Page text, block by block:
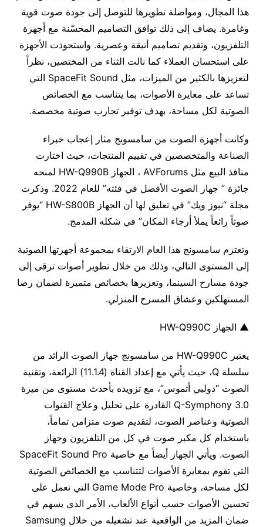
هذا المجال، ومواصلة تطويرها للتوصل إلى جودة صوت قوية
وغامرة. يضاف إلى ذلك توافق التصاميم المحسّنة مع أجهزة
التلفزيون، وتقديم تصاميم أنيقة وعصرية. واستحوذت الأجهزة
على استحسان العملاء كما نالت الثناء من المختصين، نظراً
لتعزيزها بالكثير من الميزات، مثل SpaceFit Sound التي
تساعد على معايرة الأصوات، بما يتناسب مع الخصائص
الصوتية لكل مساحة، بهدف توفير تجارب صوتية مخصصة.
وكانت أجهزة الصوت من سامسونج مثار إعجاب خبراء
الصناعة والمتخصصين في تقييم المنتجات، حيث اختارت
منافذ البيع مثل AVForums ، الجهاز HW-Q990B لمنحه
جائزة ” جهاز الصوت الأفضل في فئته” للعام 2022. وذكرت
مجلة “نيوز ويك” في تعليق لها أن الجهاز HW-S800B “يوفر
صوتاً رائعاً يملأ أرجاء المكان” في شكله المدمج.
وتعتزم سامسونج هذا العام الارتقاء بمجموعة أجهزتها الصوتية
إلى المستوى التالي، وذلك من خلال تطوير أصوات ترقى إلى
جودة مسارح السينما، وتعزيزها بخصائص متميزة لضمان رضا
المستهلكين وعشاق المسرح المنزلي.
▲ الجهاز HW-Q990C
يعتبر HW-Q990C من سامسونج جهاز الصوت الرائد من
سلسلة Q، حيث يأتي مع إعداد القناة (11.1.4) الرائعة، وتقنية
الصوت “دولبي أتموس”، مع تزويده بأحدث مستوى من ميزة
Q-Symphony 3.0 القادرة على تحليل وعلاج القنوات
الصوتية وعناصر الصوت، لتقديم صوت متزامن تماماً،
باستخدام كل مكبر صوت في كل من التلفزيون وجهاز
الصوت. ويأتي الجهاز أيضاً مع خاصية SpaceFit Sound Pro
التي تقوم بمعايرة الأصوات لتتناسب مع الخصائص الصوتية
لكل مساحة، وخاصية Game Mode Pro التي تعمل على
تحسين الأصوات حسب أنواع الألعاب، الأمر الذي يسهم في
ضمان المزيد من الواقعية عند تشغيله من خلال Samsung